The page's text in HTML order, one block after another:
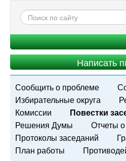
Написать
Сообщить о проблеме
Избирательные округа
Комиссии
Повестки
Решения Думы
Отчеты
Протоколы заседаний
План работы